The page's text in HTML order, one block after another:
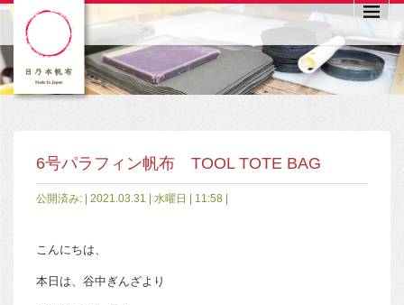
6号パラフィン帆布 TOOL TOTE BAG
公開済み: | 2021.03.31 | 水曜日 | 11:58 |
こんにちは、
本日は、谷中ぎんざより